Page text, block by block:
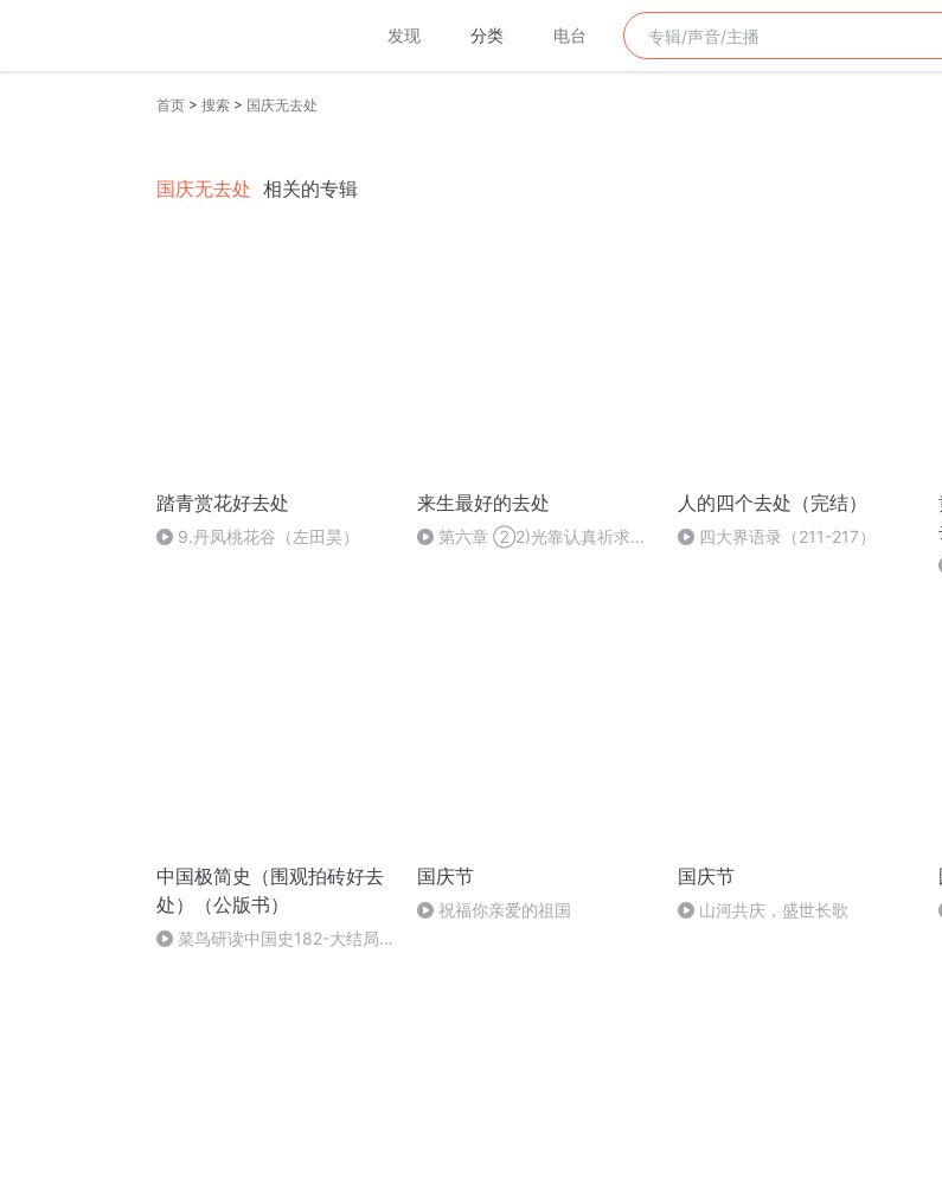
发现 分类 电台
首页 > 搜索 > 国庆无去处
国庆无去处 相关的专辑
踏青赏花好去处
9.丹凤桃花谷（左田昊）
来生最好的去处
第六章 ②2)光靠认真祈求，
人的四个去处（完结）
四大界语录（211-217）
中国极简史（围观拍砖好去
处）（公版书）
菜鸟研读中国史182-大结局
国庆节
祝福你亲爱的祖国
国庆节
山河共庆，盛世长歌